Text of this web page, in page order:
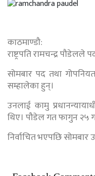
काठमाण्डौ:
राष्ट्रपति रामचन्द्र
सोमबार पद तथा
सम्हालेका हुन्।
उनलाई कामु
थिए। पौडेल गत फागुन २५ गते
निर्वाचित भएपछि